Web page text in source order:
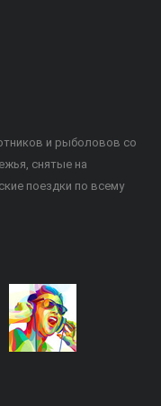
и рыболовов со
снятые на
поездки по всему